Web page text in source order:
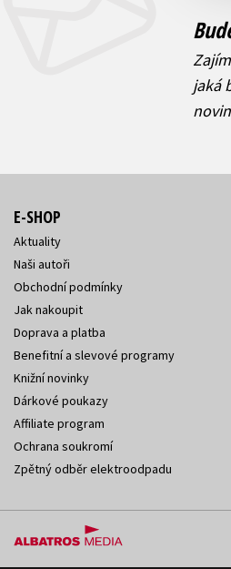
jaká
E-SHOP
Aktuality
Naši autoři
Obchodní podmínky
Jak nakoupit
Doprava a platba
Benefitní a slevové programy
Knižní novinky
Dárkové poukazy
Affiliate program
Ochrana soukromí
Zpětný odběr elektroodpadu